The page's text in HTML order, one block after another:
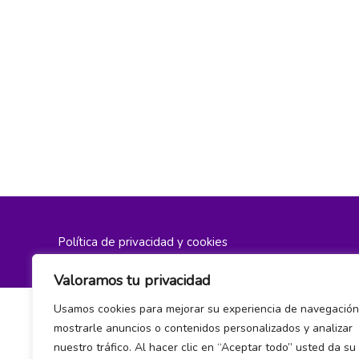
Valoramos tu privacidad
Usamos cookies para mejorar su experiencia de
mostrarle anuncios o contenidos personalizados y analizar
nuestro tráfico. Al hacer clic en “Aceptar todo” usted da su
Política de privacidad y cookies